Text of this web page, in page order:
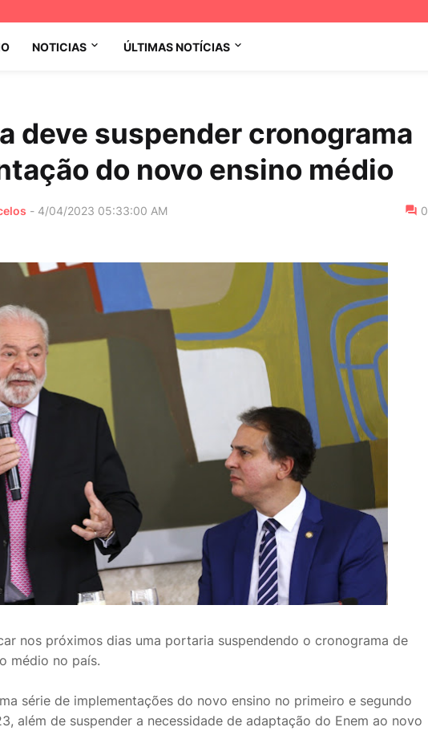
NOTICIAS ÚLTIMAS NOTÍCIAS
deve suspender cronograma
do novo ensino médio
- 4/04/2023 05:33:00 AM 0
nos próximos dias uma portaria suspendendo o cronograma de
médio no país.
série de implementações do novo ensino no primeiro e segundo
além de suspender a necessidade de adaptação do Enem ao novo